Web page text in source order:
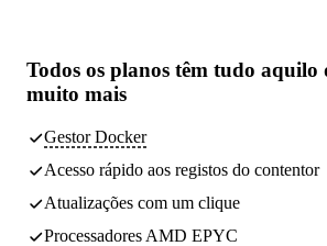
Todos os planos têm tudo aquilo
muito mais
Gestor Docker
Acesso rápido aos registos do contentor
Atualizações com um clique
Processadores AMD EPYC